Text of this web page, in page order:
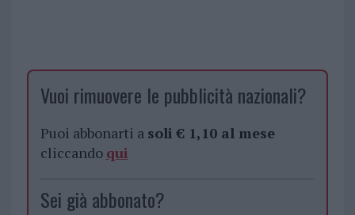
Vuoi rimuovere le pubblicità nazionali?
Puoi abbonarti a soli € 1,10 al mese
cliccando qui
Sei già abbonato?